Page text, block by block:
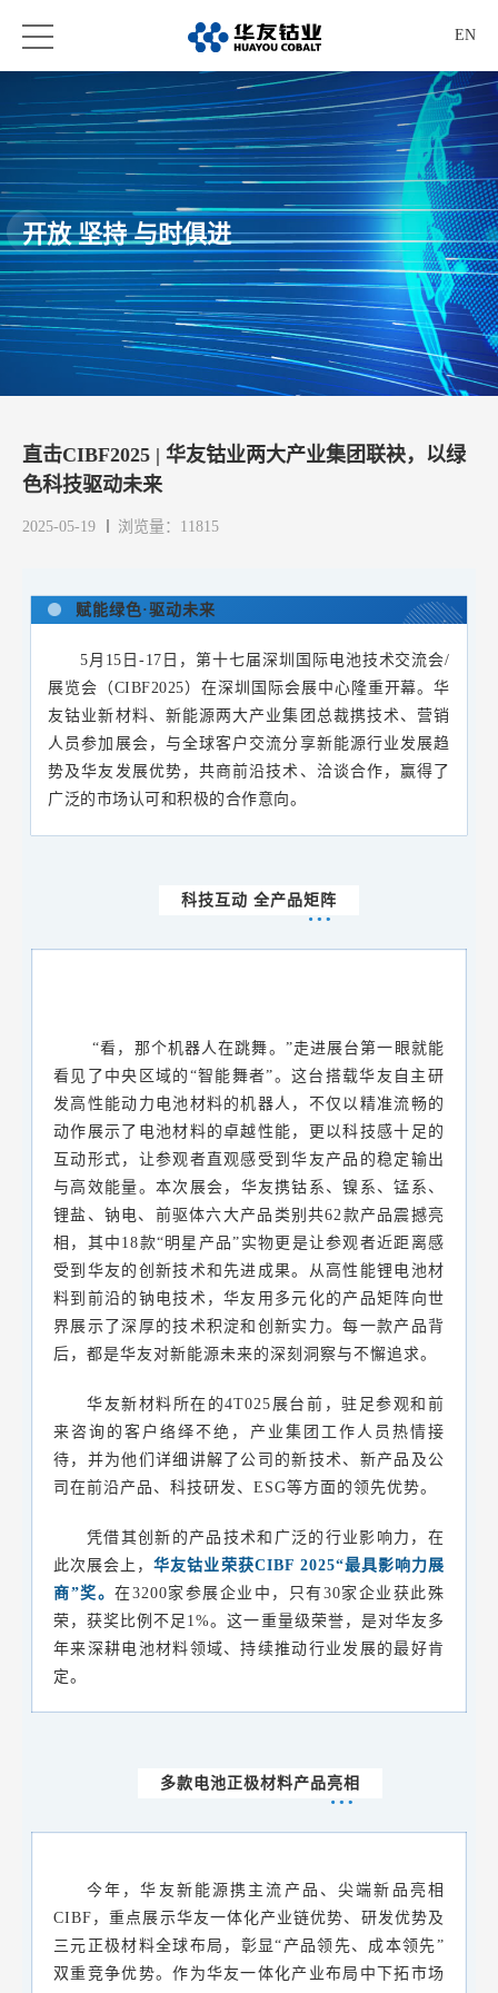
EN
开放 坚持 与时俱进
直击CIBF2025 | 华友钴业两大产业集团联袂，以绿
色科技驱动未来
2025-05-19 浏览量：11815
赋能绿色·驱动未来
5月15日-17日，第十七届深圳国际电池技术交流会/
展览会（CIBF2025）在深圳国际会展中心隆重开幕。华
友钴业新材料、新能源两大产业集团总裁携技术、营销
人员参加展会，与全球客户交流分享新能源行业发展趋
势及华友发展优势，共商前沿技术、洽谈合作，赢得了
广泛的市场认可和积极的合作意向。
科技互动 全产品矩阵
“看，那个机器人在跳舞。”走进展台第一眼就能
看见了中央区域的“智能舞者”。这台搭载华友自主研
发高性能动力电池材料的机器人，不仅以精准流畅的
动作展示了电池材料的卓越性能，更以科技感十足的
互动形式，让参观者直观感受到华友产品的稳定输出
与高效能量。 本次展会，华友携钴系、镍系、锰系、
锂盐、钠电、前驱体六大产品类别共62款产品震撼亮
相，其中18款“明星产品”实物更是让参观者近距离感
受到华友的创新技术和先进成果。从高性能锂电池材
料到前沿的钠电技术，华友用多元化的产品矩阵向世
界展示了深厚的技术积淀和创新实力。每一款产品背
后，都是华友对新能源未来的深刻洞察与不懈追求。
华友新材料所在的4T025展台前，驻足参观和前
来咨询的客户络绎不绝，产业集团工作人员热情接
待，并为他们详细讲解了公司的新技术、新产品及公
司在前沿产品、科技研发、ESG等方面的领先优势。
凭借其创新的产品技术和广泛的行业影响力，在
此次展会上，华友钴业荣获CIBF 2025“最具影响力展
商”奖。在3200家参展企业中，只有30家企业获此殊
荣，获奖比例不足1%。这一重量级荣誉，是对华友多
年来深耕电池材料领域、持续推动行业发展的最好肯
定。
多款电池正极材料产品亮相
今年，华友新能源携主流产品、尖端新品亮相
CIBF，重点展示华友一体化产业链优势、研发优势及
三元正极材料全球布局，彰显“产品领先、成本领先”
双重竞争优势。作为华友一体化产业布局中下拓市场